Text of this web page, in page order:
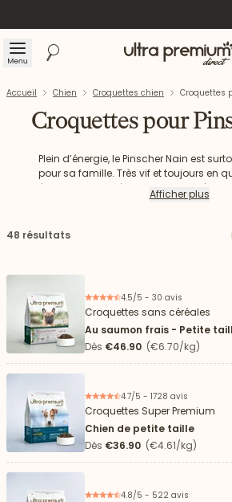
Menu Rechercher Accueil
Accueil Chien Croquettes chien Croquettes
Croquettes pour
Plein d’énergie, le Pinscher Nain est
pour sa famille. Très vif et toujours en
jeu, le Pinscher Nain a des besoins
important de prendre cette donnée en
de vos croquettes
Découvrez notre sélection de croquettes
pour votre Pinscher Nain.
Afficher plus
48 résultats
4.5/5 - 30 avis
Croquettes sans céréales
Au saumon frais - Petite
Dès €46.90 (€6.70/kg)
4.7/5 - 1728 avis
Croquettes Super Premium
Chien de petite taille
Dès €36.90 (€4.61/kg)
4.8/5 - 522 avis